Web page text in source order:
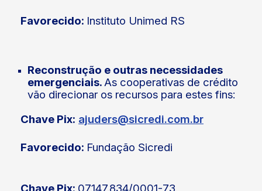
Favorecido: Instituto Unimed RS
Reconstrução e outras necessidades
emergenciais.As cooperativas de crédito
vão direcionar os recursos para estes fins:
Chave Pix: ajuders@sicredi.com.br
Favorecido: Fundação Sicredi